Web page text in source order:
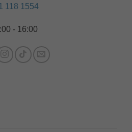
118 1554
- 16:00